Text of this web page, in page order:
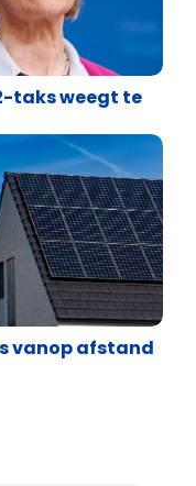
taks weegt te
vanop afstand